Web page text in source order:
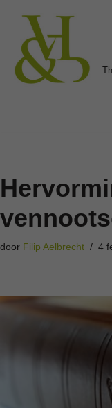
naar
de
inhoud
door Filip Aelbrecht 4